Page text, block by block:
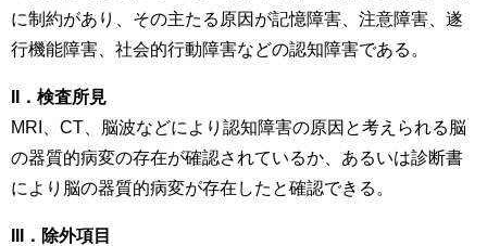
に制約があり、その主たる原因が記憶障害、注意障害、遂
行機能障害、社会的行動障害などの認知障害である。
II．検査所見
MRI、CT、脳波などにより認知障害の原因と考えられる脳
の器質的病変の存在が確認されているか、あるいは診断書
により脳の器質的病変が存在したと確認できる。
III．除外項目